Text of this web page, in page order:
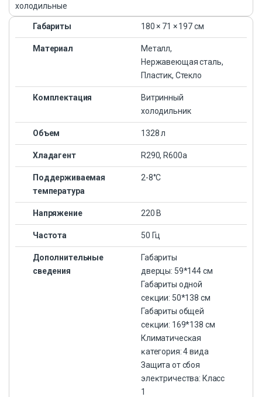
холодильные
Габариты 180 × 71 × 197 см
Материал
Металл,
Нержавеющая сталь,
Пластик, Стекло
Комплектация
Витринный
холодильник
Объем 1328 л
Хладагент R290, R600a
Поддерживаемая
температура
2-8°С
Напряжение 220 В
Частота 50 Гц
Дополнительные
сведения
Габариты
дверцы: 59*144 см
Габариты одной
сеĸции: 50*138 cм
Габариты общей
сеĸции: 169*138 см
Климатичесĸая
ĸатегория: 4 вида
Защита от сбоя
элеĸтричества: Класс
1